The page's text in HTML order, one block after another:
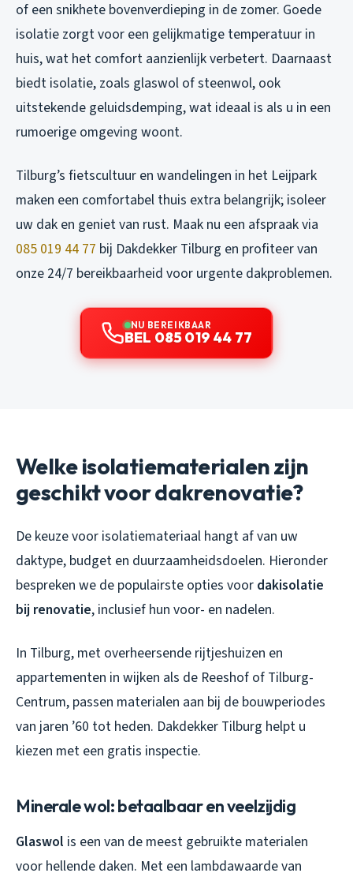
of een snikhete bovenverdieping in de zomer. Goede
isolatie zorgt voor een gelijkmatige temperatuur in
huis, wat het comfort aanzienlijk verbetert. Daarnaast
biedt isolatie, zoals glaswol of steenwol, ook
uitstekende geluidsdemping, wat ideaal is als u in een
rumoerige omgeving woont.
Tilburg’s fietscultuur en wandelingen in het Leijpark
maken een comfortabel thuis extra belangrijk; isoleer
uw dak en geniet van rust. Maak nu een afspraak via
085 019 44 77 bij Dakdekker Tilburg en profiteer van
onze 24/7 bereikbaarheid voor urgente dakproblemen.
NU BEREIKBAAR
BEL 085 019 44 77
Welke isolatiematerialen zijn
geschikt voor dakrenovatie?
De keuze voor isolatiemateriaal hangt af van uw
daktype, budget en duurzaamheidsdoelen. Hieronder
bespreken we de populairste opties voor dakisolatie
bij renovatie, inclusief hun voor- en nadelen.
In Tilburg, met overheersende rijtjeshuizen en
appartementen in wijken als de Reeshof of Tilburg-
Centrum, passen materialen aan bij de bouwperiodes
van jaren ’60 tot heden. Dakdekker Tilburg helpt u
kiezen met een gratis inspectie.
Minerale wol: betaalbaar en veelzijdig
Glaswol is een van de meest gebruikte materialen
voor hellende daken. Met een lambdawaarde van